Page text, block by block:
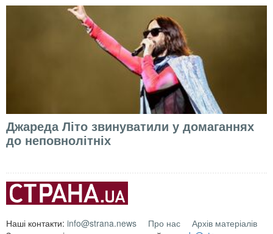
Джареда Літо звинуватили у домаганнях
до неповнолітніх
Наші контакти: info@strana.news Про нас
Архів матеріалів